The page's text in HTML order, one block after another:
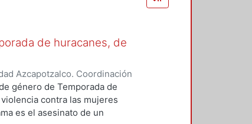
de huracanes, de
Azcapotzalco. Coordinación
Alejandra
género de Temporada de
contra las mujeres
es el asesinato de un